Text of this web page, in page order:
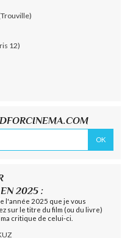
12)
2025 :
l'année 2025 que je vous
sur le titre du film (ou du livre)
critique de celui-ci.